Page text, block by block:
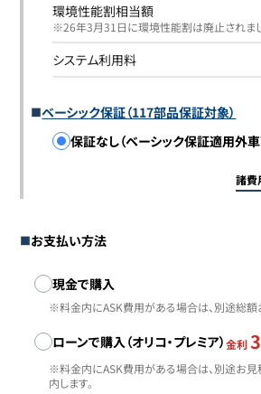
環境性能割相当額
※26年3月31日に環境性能割は廃止されま
システム利用料
ベーシック保証（117部品保証対象）
保証なし（ベーシック保証適用外車
諸費
お支払い方法
お支払い方法
現金で購入
※料金内にASK費用がある場合は、別途総額
ローンで購入（オリコ・プレミア）金利
※料金内にASK費用がある場合は、別途お見
内します。